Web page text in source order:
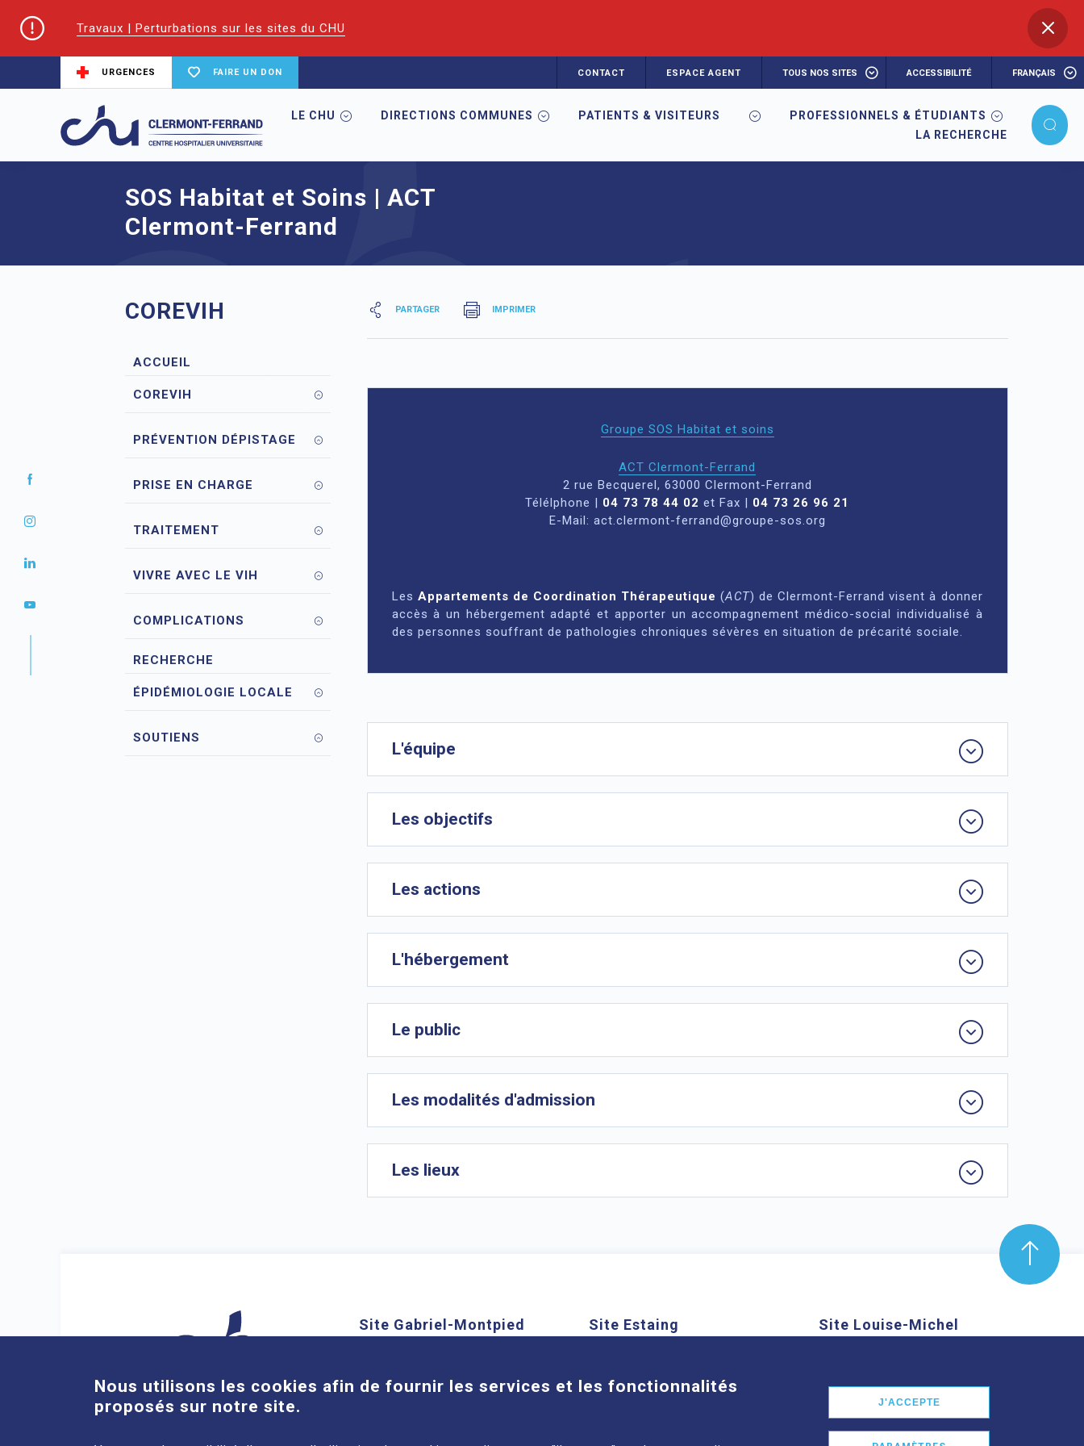
Travaux | Perturbations sur les sites du CHU
URGENCES FAIRE UN DON CONTACT ESPACE AGENT TOUS NOS SITES ACCESSIBILITÉ FRANÇAIS
LE CHU DIRECTIONS COMMUNES PATIENTS & VISITEURS
PROFESSIONNELS & ÉTUDIANTS
LA RECHERCHE
Accueil CoReSS Auvergne Loire SOS Habitat et Soins | ACT Clermont-Ferrand
SOS Habitat et Soins | ACT
Clermont-Ferrand
COREVIH
ACCUEIL
COREVIH
PRÉVENTION DÉPISTAGE
PRISE EN CHARGE
TRAITEMENT
VIVRE AVEC LE VIH
COMPLICATIONS
RECHERCHE
ÉPIDÉMIOLOGIE LOCALE
SOUTIENS
PARTAGER IMPRIMER
Groupe SOS Habitat et soins
ACT Clermont-Ferrand
2 rue Becquerel, 63000 Clermont-Ferrand
Télélphone | 04 73 78 44 02 et Fax | 04 73 26 96 21
E-Mail: act.clermont-ferrand@groupe-sos.org
Les Appartements de Coordination Thérapeutique (ACT) de Clermont-Ferrand visent à donner
accès à un hébergement adapté et apporter un accompagnement médico-social individualisé à
des personnes souffrant de pathologies chroniques sévères en situation de précarité sociale.
L'équipe
Les objectifs
Les actions
L'hébergement
Le public
Les modalités d'admission
Les lieux
Site Gabriel-Montpied Site Estaing Site Louise-Michel
En savoir plus
Cookies
Nous utilisons les cookies afin de fournir les services et les fonctionnalités
proposés sur notre site.
J'ACCEPTE